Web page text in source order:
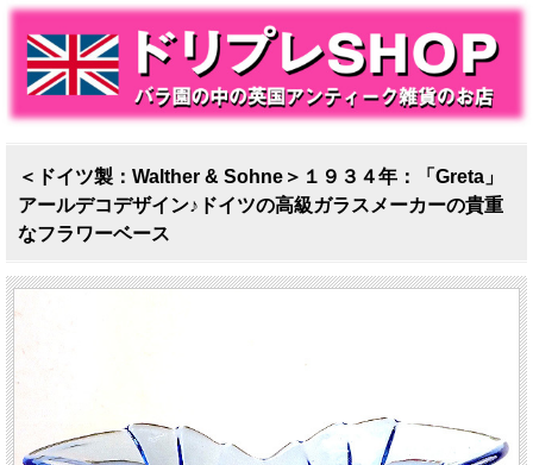
＜ドイツ製：Walther & Sohne＞１９３４年：「Greta」
アールデコデザイン♪ドイツの高級ガラスメーカーの貴重
なフラワーベース